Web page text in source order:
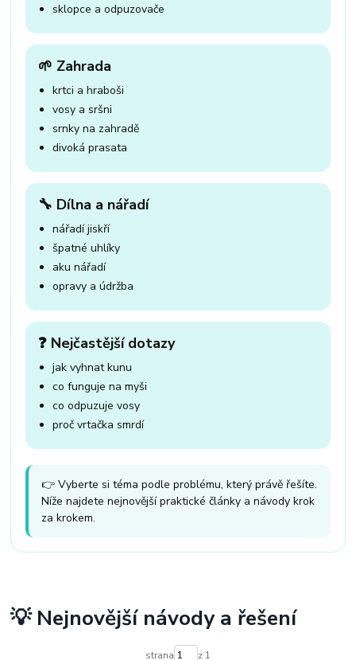
sklopce a odpuzovače
🌱 Zahrada
krtci a hraboši
vosy a sršni
srnky na zahradě
divoká prasata
🔧 Dílna a nářadí
nářadí jiskří
špatné uhlíky
aku nářadí
opravy a údržba
❓ Nejčastější dotazy
jak vyhnat kunu
co funguje na myši
co odpuzuje vosy
proč vrtačka smrdí
👉 Vyberte si téma podle problému, který právě řešíte.
Níže najdete nejnovější praktické články a návody krok
za krokem.
💡 Nejnovější návody a řešení
strana z 1